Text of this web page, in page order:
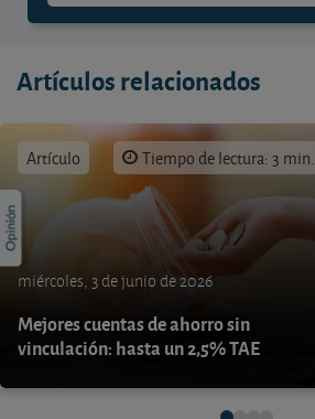
Artículos relacionados
Artículo Tiempo de lectura: 3 min.
miércoles, 3 de junio de 2026
Mejores cuentas de ahorro sin
vinculación: hasta un 2,5% TAE